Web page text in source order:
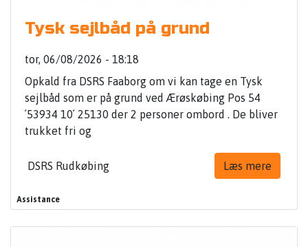
Tysk sejlbåd på grund
tor, 06/08/2026 - 18:18
Opkald fra DSRS Faaborg om vi kan tage en Tysk
sejlbåd som er på grund ved Ærøskøbing Pos 54
´53934 10´ 25130 der 2 personer ombord . De bliver
trukket fri og
DSRS Rudkøbing Læs mere
Assistance